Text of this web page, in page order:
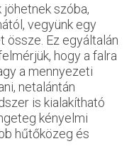
jöhetnek szóba,
vegyünk egy
össze. Ez egyáltalán
hogy a falra
a mennyezeti
netalántán
is kialakítható
kényelmi
hűtőközeg és